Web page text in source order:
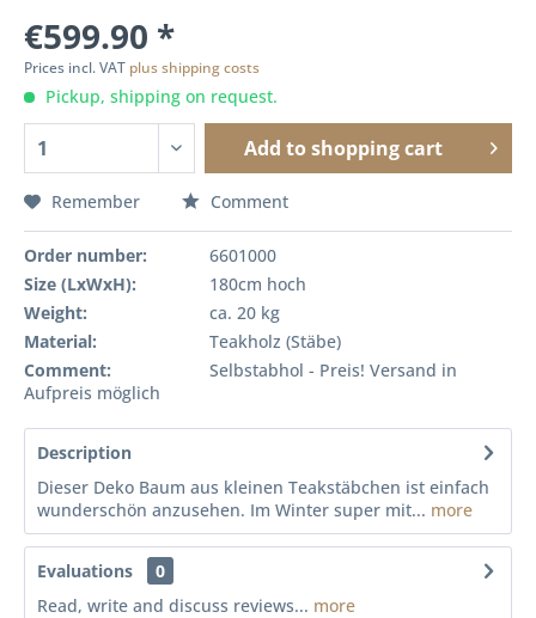
€599.90 *
Prices incl. VAT plus shipping costs
Pickup, shipping on request.
Add to shopping cart
Remember Comment
Order number:
6601000
Size (LxWxH):
180cm hoch
Weight:
ca. 20 kg
Material:
Teakholz (Stäbe)
Comment:
Selbstabhol - Preis! Versand in
Aufpreis möglich
Description
Dieser Deko Baum aus kleinen Teakstäbchen ist einfach
wunderschön anzusehen. Im Winter super mit... more
Evaluations
0
Read, write and discuss reviews... more